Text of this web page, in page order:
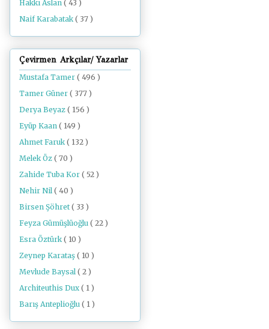
Hakkı Aslan ( 43 )
Naif Karabatak( 37 )
Çevirmen Arkçılar/ Yazarlar
Mustafa Tamer ( 496 )
Tamer Güner ( 377 )
Derya Beyaz ( 156 )
Eyüp Kaan ( 149 )
Ahmet Faruk ( 132 )
Melek Öz ( 70 )
Zahide Tuba Kor ( 52 )
Nehir Nil ( 40 )
Birsen Şöhret ( 33 )
Feyza Gümüşlüoğlu ( 22 )
Esra Öztürk ( 10 )
Zeynep Karataş ( 10 )
Mevlude Baysal ( 2 )
Architeuthis Dux ( 1 )
Barış Anteplioğlu ( 1 )